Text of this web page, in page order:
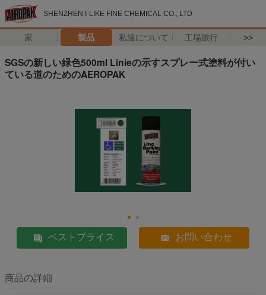
SHENZHEN I-LIKE FINE CHEMICAL CO., LTD
家 製品 私達について 工場旅行 >>
SGSの新しい緑色500ml Linieの示すスプレー式塗料が付い
ている道のためのAEROPAK
ベストプライス お問い合わせ
商品の詳細